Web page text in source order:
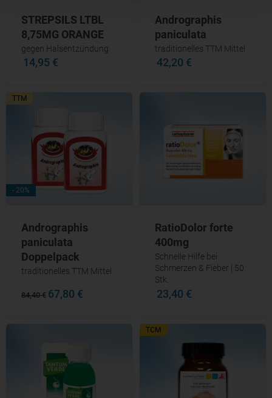
STREPSILS LTBL
8,75MG ORANGE
gegen Halsentzündung
14,95 €
Andrographis
paniculata
traditionelles TTM Mittel
42,20 €
TTM
- 20%
Andrographis
paniculata
Doppelpack
traditionelles TTM Mittel
84,40 € 67,80 €
RatioDolor forte
400mg
Schnelle Hilfe bei
Schmerzen & Fieber | 50
Stk.
23,40 €
TCM